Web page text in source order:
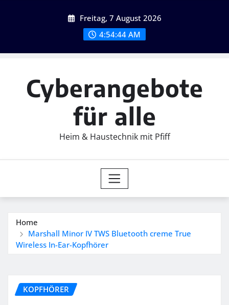
Freitag, 7 August 2026
4:54:45 AM
Cyberangebote
für alle
Heim & Haustechnik mit Pfiff
Home
Marshall Minor IV TWS Bluetooth creme True
Wireless In-Ear-Kopfhörer
KOPFHÖRER